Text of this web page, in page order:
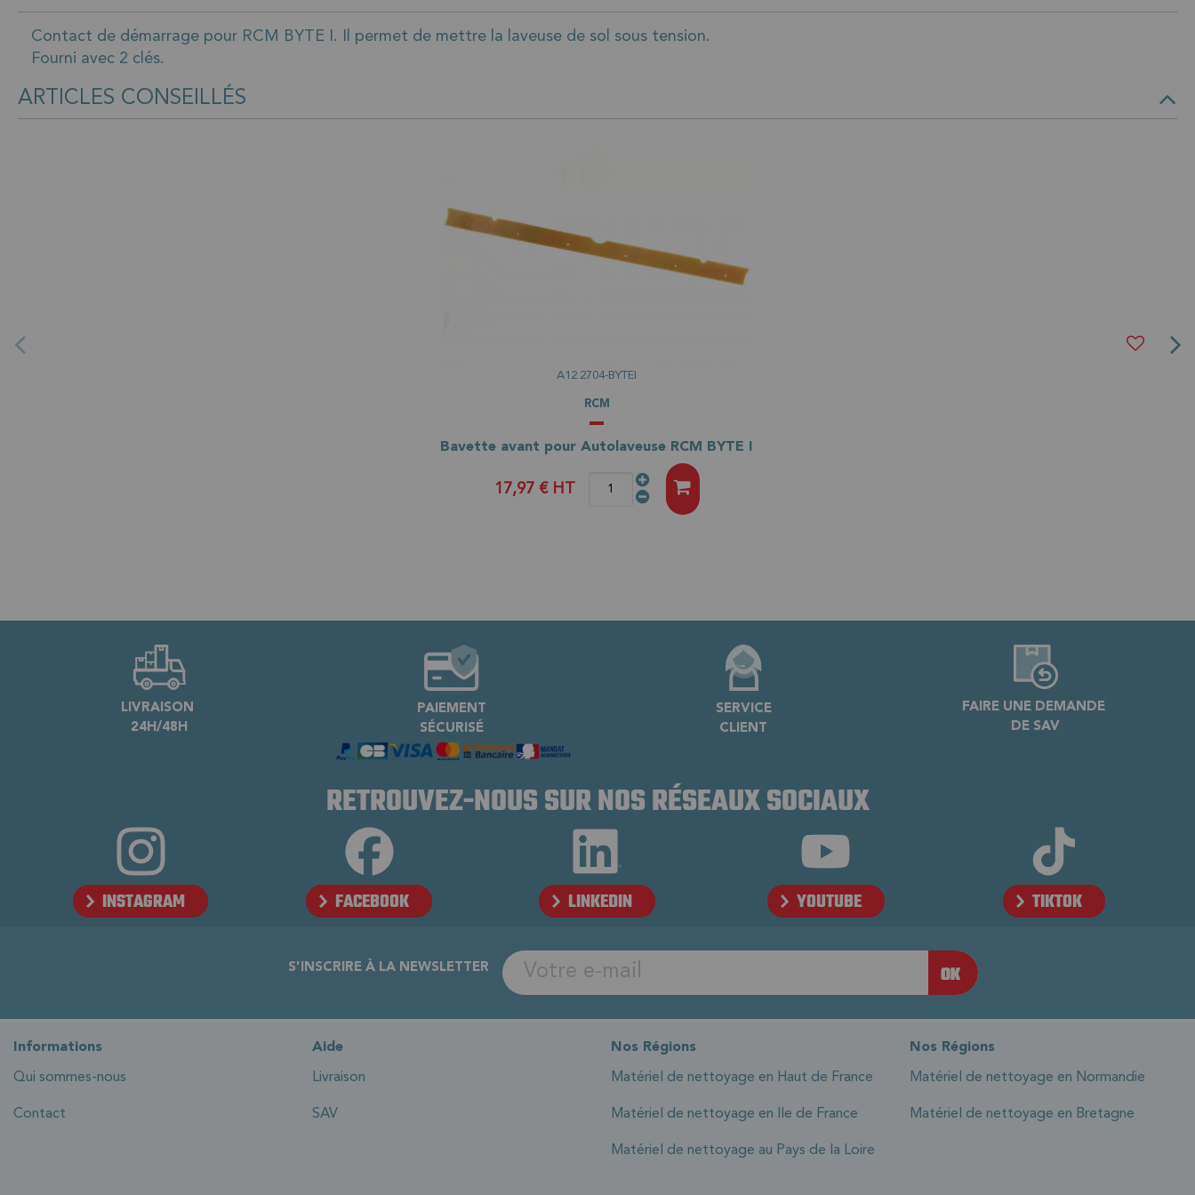
Contact de démarrage pour RCM BYTE I. Il permet de mettre la laveuse de sol sous tension.
Fourni avec 2 clés.
ARTICLES CONSEILLÉS
A12.2704-BYTEI
RCM
Bavette avant pour Autolaveuse RCM BYTE I
17,97 € HT
LIVRAISON
24H/48H
PAIEMENT
SÉCURISÉ
SERVICE
CLIENT
FAIRE UNE DEMANDE
DE SAV
RETROUVEZ-NOUS SUR NOS RÉSEAUX SOCIAUX
INSTAGRAM FACEBOOK LINKEDIN YOUTUBE TIKTOK
S'INSCRIRE À LA NEWSLETTER
Informations
Qui sommes-nous
Contact
Aide
Livraison
SAV
Nos Régions
Matériel de nettoyage en Haut de France
Matériel de nettoyage en Ile de France
Matériel de nettoyage au Pays de la Loire
Nos Régions
Matériel de nettoyage en Normandie
Matériel de nettoyage en Bretagne